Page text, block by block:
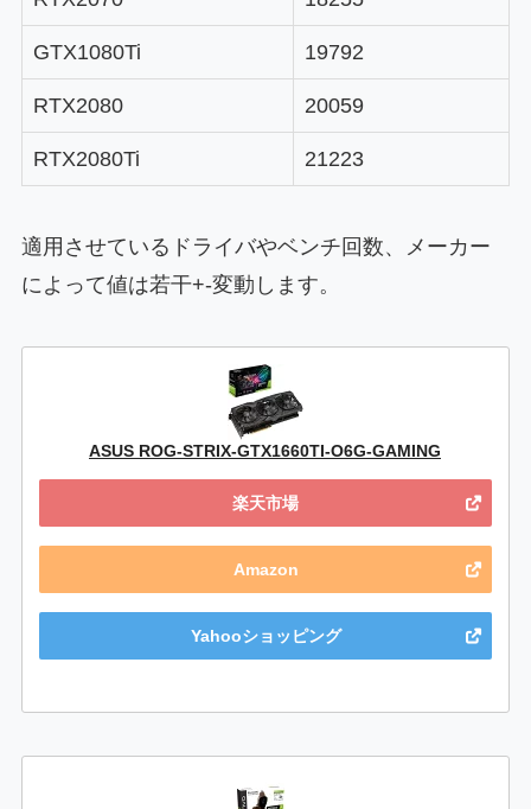
GTX1080Ti 19792
RTX2080 20059
RTX2080Ti 21223
適用させているドライバやベンチ回数、メーカー
によって値は若干+-変動します。
ASUS ROG-STRIX-GTX1660TI-O6G-GAMING
楽天市場
Amazon
Yahooショッピング